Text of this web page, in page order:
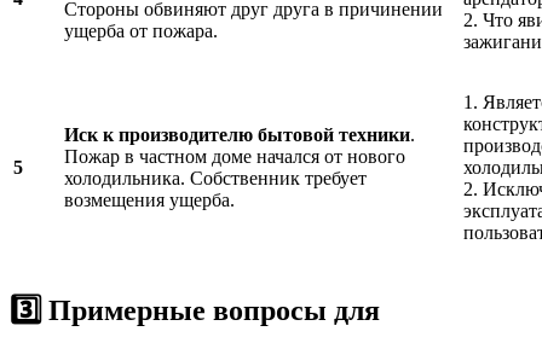
Стороны обвиняют друг друга в причинении
ущерба от пожара.
2. Что
5
Иск к производителю бытовой техники.
Пожар в частном доме начался от нового
холодильника. Собственник требует
возмещения ущерба.
1.
2.
3️⃣ Примерные вопросы для